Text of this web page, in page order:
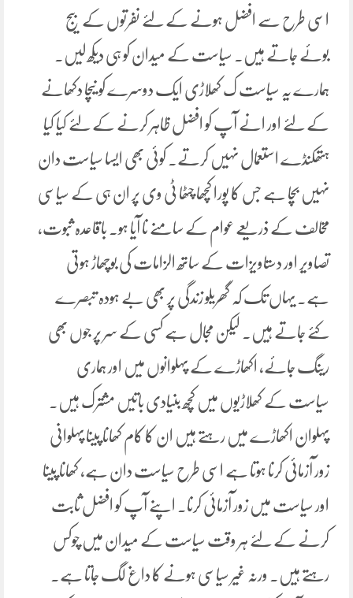
اسی طرح سے افضل ہونے کے لئے نفرتوں کے بیج
بوئے جاتے ہیں۔ سیاست کے میدان کو ہی دیکھ لیں۔
ہمارے یہ سیاست ک کھلاڑی ایک دوسرے کو نیچا دکھانے
کے لئے اور انے آپ کو افضل ظاہر کرنے کے لئے کیا کیا
ہتھکنڈے استعمال نہیں کرتے۔ کوئی بھی ایسا سیاست دان
نہیں بچا ہے جس کا پورا کچھا چٹھا ٹی وی پر ان ہی کے سیاسی
مخالف کے ذریعے عوام کے سامنے نا آیا ہو۔ باقاعدہ ثبوت،
تصاویر اور دستاویزات کے ساتھ الزامات کی بوچھاڑ ہوتی
ہے۔ یہاں تک کہ گھریلو زندگی پر بھی بے ہودہ تبصرے
کئے جاتے ہیں۔ لیکن مجال ہے کسی کے سر پر جوں بھی
رینگ جائے، اکھاڑے کے پہلوانوں میں اور ہماری
سیاست کے کھلاڑیوں میں کچھ بنیادی باتیں مشترک ہیں۔
پہلوان اکھاڑے میں رہتے ہیں ان کا کام کھانا پینا پہلوانی
زور آزمائی کرنا ہوتا ہے اسی طرح سیاست دان ہے، کھانا پینا
اور سیاست میں زور آزمائی کرنا۔ اپنے آپ کو افضل ثابت
کرنے کے لئے ہر وقت سیاست کے میدان میں چوکس
رہتے ہیں۔ ورنہ غیر سیاسی ہونے کا داغ لگ جاتا ہے۔